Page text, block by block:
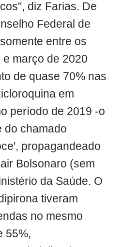
diz Farias. De
Federal de
entre os
março de 2020
de quase 70% nas
em
período de 2019 -o
do chamado
propagandeado
Bolsonaro (sem
da Saúde. O
tiveram
no mesmo
55%,